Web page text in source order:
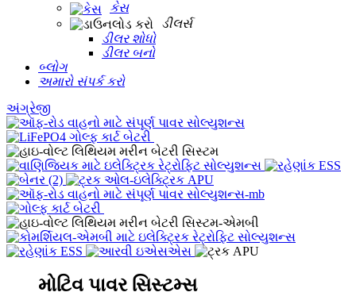
કેસ
ડીલર્સ
ડીલર શોધો
ડીલર બનો
બ્લોગ
અમારો સંપર્ક કરો
અંગ્રેજી
મોટિવ પાવર સિસ્ટમ્સ